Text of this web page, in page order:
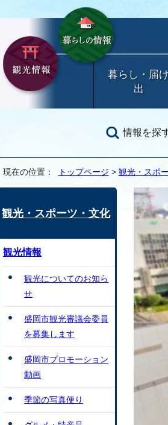
暮らし・届け
出
情報を探
現在の位置： トップページ > 観光・スポ
観光・スポーツ・文化
観光情報
観光についてのお知ら
せ
盛岡市観光審議会委員
を募集します
盛岡市プロモーション
動画
季節の写真便り